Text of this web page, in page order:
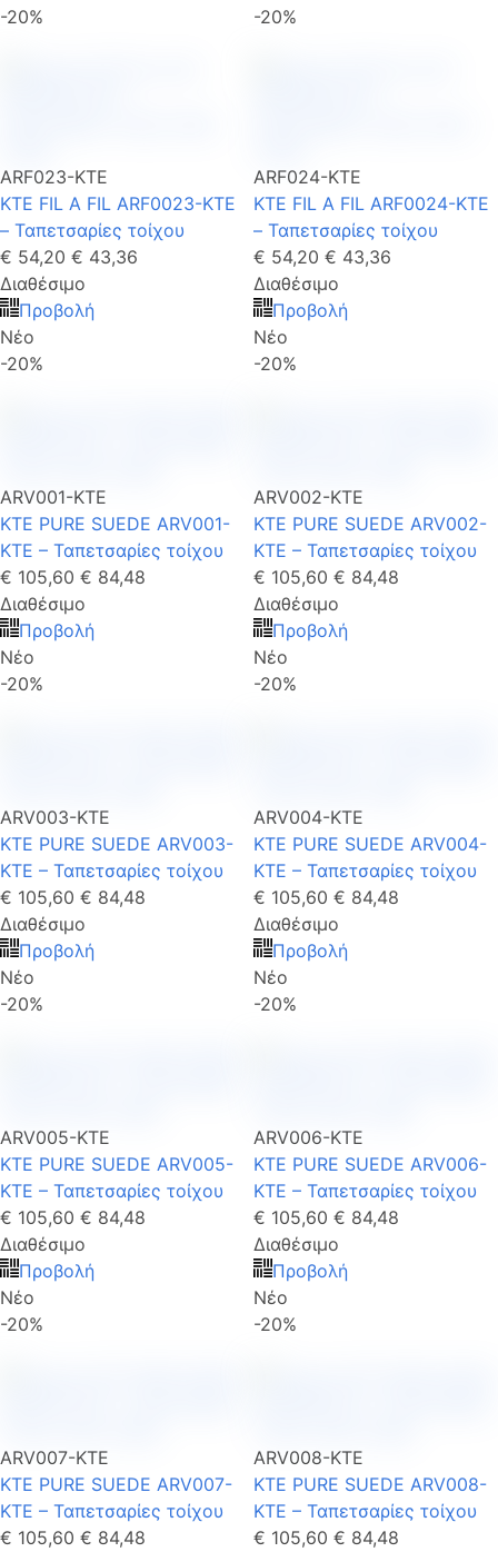
-20%
-20%
ARF023-KTE
KTE FIL A FIL ARF0023-KTE
– Ταπετσαρίες τοίχου
€ 54,20 € 43,36
Διαθέσιμο
Προβολή
Νέο
-20%
ARF024-KTE
KTE FIL A FIL ARF0024-KTE
– Ταπετσαρίες τοίχου
€ 54,20 € 43,36
Διαθέσιμο
Προβολή
Νέο
-20%
ARV001-KTE
KTE PURE SUEDE ARV001-
KTE – Ταπετσαρίες τοίχου
€ 105,60 € 84,48
Διαθέσιμο
Προβολή
Νέο
-20%
ARV002-KTE
KTE PURE SUEDE ARV002-
KTE – Ταπετσαρίες τοίχου
€ 105,60 € 84,48
Διαθέσιμο
Προβολή
Νέο
-20%
ARV003-KTE
KTE PURE SUEDE ARV003-
KTE – Ταπετσαρίες τοίχου
€ 105,60 € 84,48
Διαθέσιμο
Προβολή
Νέο
-20%
ARV004-KTE
KTE PURE SUEDE ARV004-
KTE – Ταπετσαρίες τοίχου
€ 105,60 € 84,48
Διαθέσιμο
Προβολή
Νέο
-20%
ARV005-KTE
KTE PURE SUEDE ARV005-
KTE – Ταπετσαρίες τοίχου
€ 105,60 € 84,48
Διαθέσιμο
Προβολή
Νέο
-20%
ARV006-KTE
KTE PURE SUEDE ARV006-
KTE – Ταπετσαρίες τοίχου
€ 105,60 € 84,48
Διαθέσιμο
Προβολή
Νέο
-20%
ARV007-KTE
KTE PURE SUEDE ARV007-
KTE – Ταπετσαρίες τοίχου
€ 105,60 € 84,48
ARV008-KTE
KTE PURE SUEDE ARV008-
KTE – Ταπετσαρίες τοίχου
€ 105,60 € 84,48